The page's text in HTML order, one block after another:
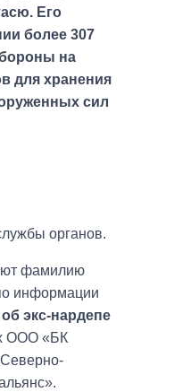
Его
более 307
на
для хранения
сил
органов.
фамилию
информации
об экс-нардепе
ООО «БК